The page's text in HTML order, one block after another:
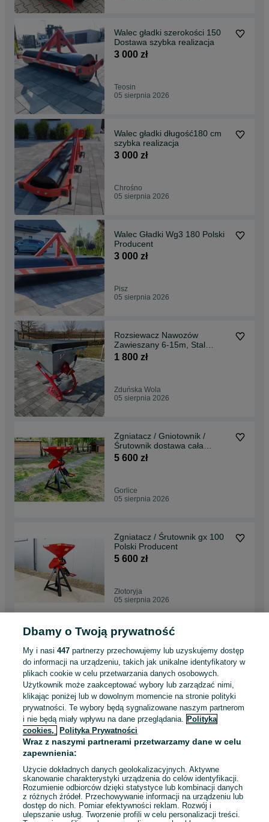
Walec gładki szerokości 150
Dostawa szybka realizacja
3 000 zł
Teosin
05 sierpnia 2026
Walec gładki długość180 cm
szybka realizacja
3 000 zł
Chrośno
05 sierpnia 2026
Walec Gładki Wg3 180 Polski
Producent
3 000 zł
Pisz
05 sierpnia 2026
Rozsiewacz Nawozów
Zawieszany 6-15m, Stal
Nierdzewna Dostawa Raty
1 800 zł
Zduńska Wola
05 sierpnia 2026
Zgniatacz / Gniotownik /
Śrutownik dostawa cała
Polska
5 600 zł
Gorlice
05 sierpnia 2026
Zgniatacz / Śrutownik gx 100
Polski Producent
5 600 zł
Złotoryja
05 sierpnia 2026
Zgniatacz / gniotownik / GX
100 Polecam
5 600 zł
Kalisz
05 sierpnia 2026
Zgniatacz / gniotownik do
zboża GX 50 Polski Producent
Sokółka
05 sierpnia 2026
Dbamy o Twoją prywatność
My i nasi447 partnerzy przechowujemy lub uzyskujemy dostęp
do informacji na urządzeniu, takich jak unikalne identyfikatory w
plikach cookie w celu przetwarzania danych osobowych.
Użytkownik może zaakceptować wybory lub zarządzać nimi,
klikając poniżej lub w dowolnym momencie na stronie polityki
prywatności. Te wybory będą sygnalizowane naszym partnerom
i nie będą miały wpływu na dane przeglądania. Polityka
cookies,
Polityka Prywatności
Wraz z naszymi partnerami przetwarzamy dane w celu
zapewnienia:
Użycie dokładnych danych geolokalizacyjnych. Aktywne
skanowanie charakterystyki urządzenia do celów identyfikacji.
Rozumienie odbiorców dzięki statystyce lub kombinacji danych
z różnych źródeł. Przechowywanie informacji na urządzeniu lub
dostęp do nich. Pomiar efektywności reklam. Rozwój i
ulepszanie usług. Tworzenie profili w celu personalizacji treści.